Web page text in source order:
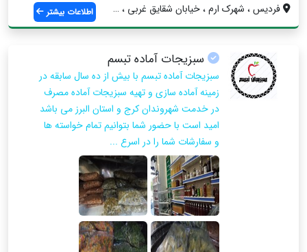
فردیس ، شهرک ارم ، خیابان شقایق غربی ، گ... اطلاعات بیشتر
سبزیجات آماده تبسم
سبزیجات آماده تبسم با بیش از ده سال سابقه در
زمینه آماده سازی و تهیه سبزیجات آماده مصرف
در خدمت شهروندان کرج و استان البرز می باشد
امید است با حضور شما بتوانیم تمام خواسته ها
و سفارشات شما را در اسرع ...